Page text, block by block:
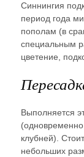
Синнингия
период года
пополам (в
специальным
цветение,
Выполняется
клубней).
небольших